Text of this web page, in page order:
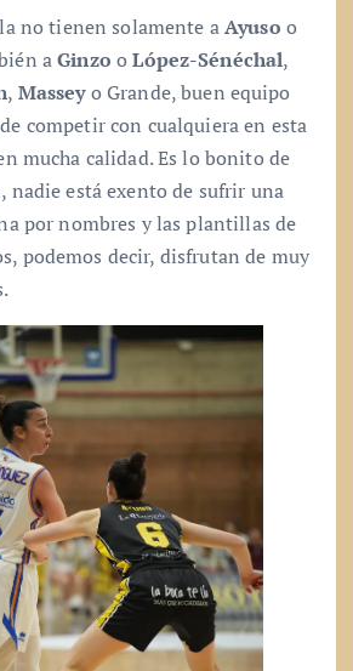
no tienen solamente aAyuso o
aGinzo oLópez-Sénéchal,
, Masseyo Grande, buen equipo
competir con cualquiera en esta
mucha calidad. Es lo bonito de
nadie está exento de sufrir una
por nombres y las plantillas de
podemos decir, disfrutan de muy